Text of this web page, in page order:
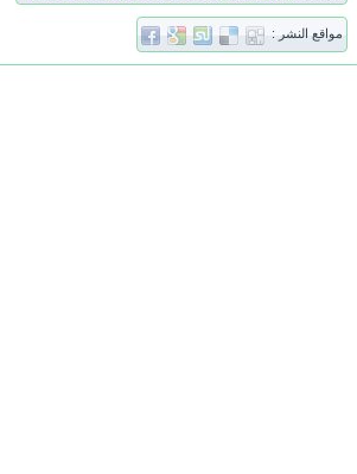
مواقع النشر :